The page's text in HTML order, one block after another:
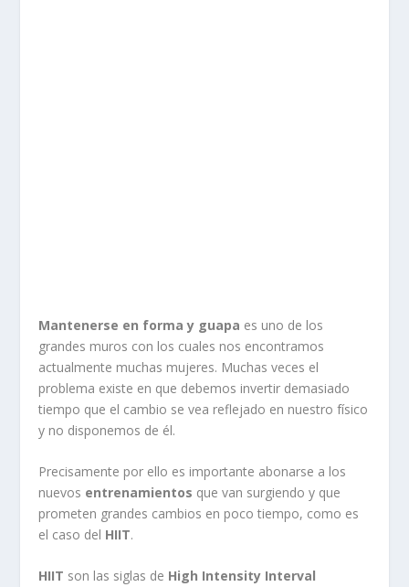
Mantenerse en forma y guapa es uno de los
grandes muros con los cuales nos encontramos
actualmente muchas mujeres. Muchas veces el
problema existe en que debemos invertir demasiado
tiempo que el cambio se vea reflejado en nuestro físico
y no disponemos de él.
Precisamente por ello es importante abonarse a los
nuevos entrenamientos que van surgiendo y que
prometen grandes cambios en poco tiempo, como es
el caso del HIIT.
HIIT son las siglas de High Intensity Interval